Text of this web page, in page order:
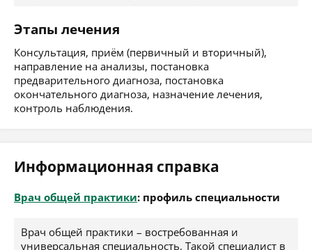
Этапы лечения
Консультация, приём (первичный и вторичный),
направление на анализы, постановка
предварительного диагноза, постановка
окончательного диагноза, назначение лечения,
контроль наблюдения.
Информационная справка
Врач общей практики: профиль специальности
Врач общей практики – востребованная и
универсальная специальность. Такой специалист в